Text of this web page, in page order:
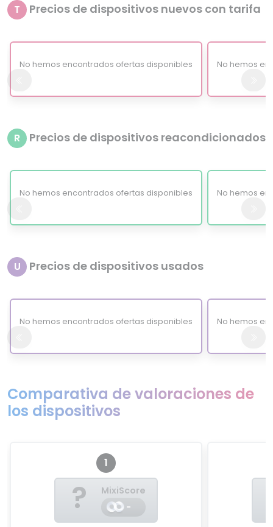
T Precios de dispositivos nuevos con tarifa
No hemos encontrados ofertas disponibles No hemos
R Precios de dispositivos reacondicionados
No hemos encontrados ofertas disponibles No hemos
U Precios de dispositivos usados
No hemos encontrados ofertas disponibles No hemos
Comparativa de valoraciones de
los dispositivos
1
?
MixiScore
-